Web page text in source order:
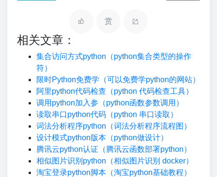
赏
相关文章：
集合访问方式python（python集合类型的操作
符）
限时Python免费学（可以免费学python的网站）
阿里python代码检查（python 代码检查工具）
调用python加入参（python函数参数调用）
读取串口python代码（python 串口读取）
词法分析程序python（词法分析程序流程图）
设计模式python版本（python做设计）
腾讯云python认证（腾讯云函数部署python）
相似图片识别python（相似图片识别 docker）
淘宝登录python脚本（淘宝python基础教程）